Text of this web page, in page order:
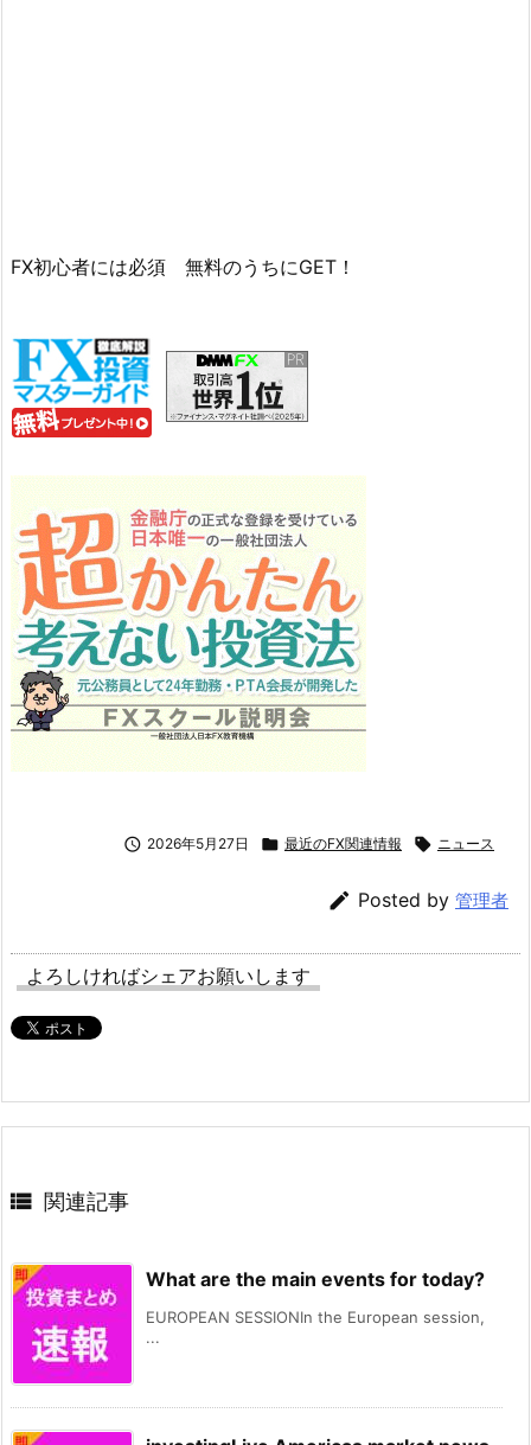
FX初心者には必須 無料のうちにGET！
 2026年5月27日  最近のFX関連情報  ニュース
 Posted by 管理者
よろしければシェアお願いします
 関連記事
What are the main events for today?
EUROPEAN SESSIONIn the European session,
...